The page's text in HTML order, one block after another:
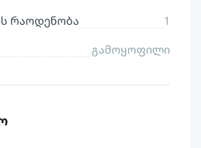
რაოდენობა
1
გამოყოფილი